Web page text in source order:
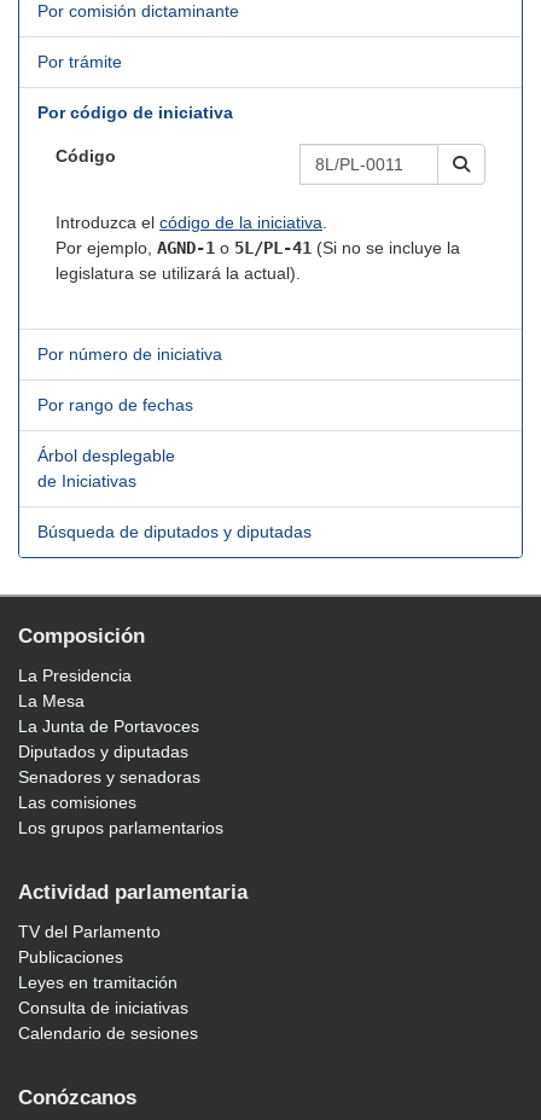
Por comisión dictaminante
Por trámite
Por código de iniciativa
Código
Introduzca el código de la iniciativa.
Por ejemplo, AGND-1 o 5L/PL-41 (Si no se incluye la
legislatura se utilizará la actual).
Por número de iniciativa
Por rango de fechas
Árbol desplegable
de Iniciativas
Búsqueda de diputados y diputadas
Composición
La Presidencia
La Mesa
La Junta de Portavoces
Diputados y diputadas
Senadores y senadoras
Las comisiones
Los grupos parlamentarios
Actividad parlamentaria
TV del Parlamento
Publicaciones
Leyes en tramitación
Consulta de iniciativas
Calendario de sesiones
Conózcanos